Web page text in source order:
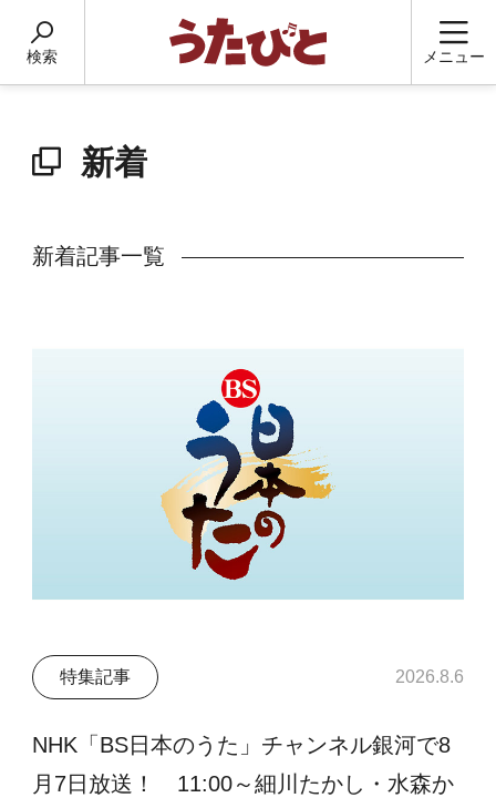
検索 メニュー
新着
新着記事一覧
特集記事 2026.8.6
NHK「BS日本のうた」チャンネル銀河で8
月7日放送！ 11:00～細川たかし・水森か